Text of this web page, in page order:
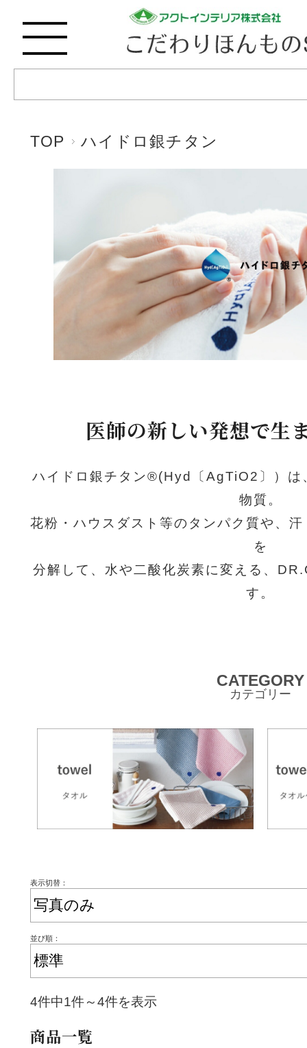
TOP ハイドロ銀チタン
医師の新しい発想で生
ハイドロ銀チタン®(Hyd〔AgTiO2〕）は
物質。
花粉・ハウスダスト等のタンパク質や、
を
分解して、水や二酸化炭素に変える、
す。
CATEGORY
カテゴリー
表示切替：
並び順：
4件中1件～4件を表示
商品一覧